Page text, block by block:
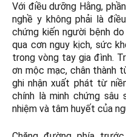
Với điều dưỡng Hằng,
nghề y không phải là
chứng kiến người bệnh
qua cơn nguy kịch, sức
trong vòng tay gia đình.
ơn mộc mạc, chân thành
ghi nhận xuất phát từ
chính là minh chứng
nhiệm và tâm huyết của